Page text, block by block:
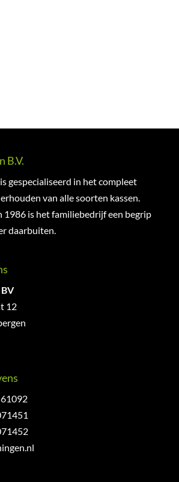
B.V.
gespecialiseerd in het compleet
van alle soorten kassen.
1986 is het familiebedrijf een begrip
daarbuiten.
12